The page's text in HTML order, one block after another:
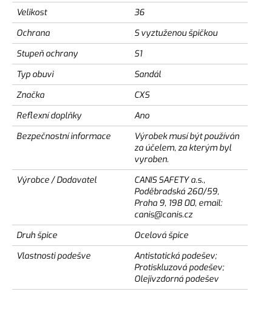
Velikost
36
Ochrana
S vyztuženou špičkou
Stupeň ochrany
S1
Typ obuvi
Sandál
Značka
CXS
Reflexní doplňky
Ano
Bezpečnostní informace
Výrobek musí být používán
za účelem, za kterým byl
vyroben.
Výrobce / Dodavatel
CANIS SAFETY a.s.,
Poděbradská 260/59,
Praha 9, 198 00, email:
canis@canis.cz
Druh špice
Ocelová špice
Vlastnosti podešve
Antistatická podešev;
Protiskluzová podešev;
Olejivzdorná podešev